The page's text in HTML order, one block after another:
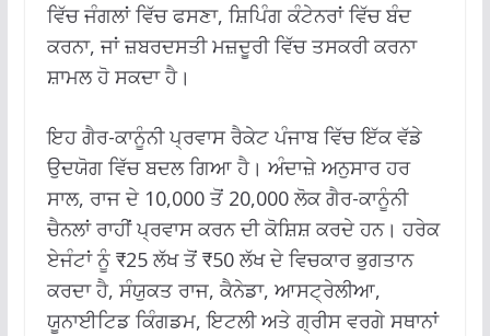
ਵਿੱਚ ਜੰਗਲਾਂ ਵਿੱਚ ਫਸਣਾ, ਸ਼ਿਪਿੰਗ ਕੰਟੇਨਰਾਂ ਵਿੱਚ ਬੰਦ
ਕਰਨਾ, ਜਾਂ ਜ਼ਬਰਦਸਤੀ ਮਜ਼ਦੂਰੀ ਵਿੱਚ ਤਸਕਰੀ ਕਰਨਾ
ਸ਼ਾਮਲ ਹੋ ਸਕਦਾ ਹੈ।
ਇਹ ਗੈਰ-ਕਾਨੂੰਨੀ ਪ੍ਰਵਾਸ ਰੈਕੇਟ ਪੰਜਾਬ ਵਿੱਚ ਇੱਕ ਵੱਡੇ
ਉਦਯੋਗ ਵਿੱਚ ਬਦਲ ਗਿਆ ਹੈ। ਅੰਦਾਜ਼ੇ ਅਨੁਸਾਰ ਹਰ
ਸਾਲ, ਰਾਜ ਦੇ 10,000 ਤੋਂ 20,000 ਲੋਕ ਗੈਰ-ਕਾਨੂੰਨੀ
ਚੈਨਲਾਂ ਰਾਹੀਂ ਪ੍ਰਵਾਸ ਕਰਨ ਦੀ ਕੋਸ਼ਿਸ਼ ਕਰਦੇ ਹਨ। ਹਰੇਕ
ਏਜੰਟਾਂ ਨੂੰ ₹25 ਲੱਖ ਤੋਂ ₹50 ਲੱਖ ਦੇ ਵਿਚਕਾਰ ਭੁਗਤਾਨ
ਕਰਦਾ ਹੈ, ਸੰਯੁਕਤ ਰਾਜ, ਕੈਨੇਡਾ, ਆਸਟ੍ਰੇਲੀਆ,
ਯੂਨਾਈਟਿਡ ਕਿੰਗਡਮ, ਇਟਲੀ ਅਤੇ ਗ੍ਰੀਸ ਵਰਗੇ ਸਥਾਨਾਂ